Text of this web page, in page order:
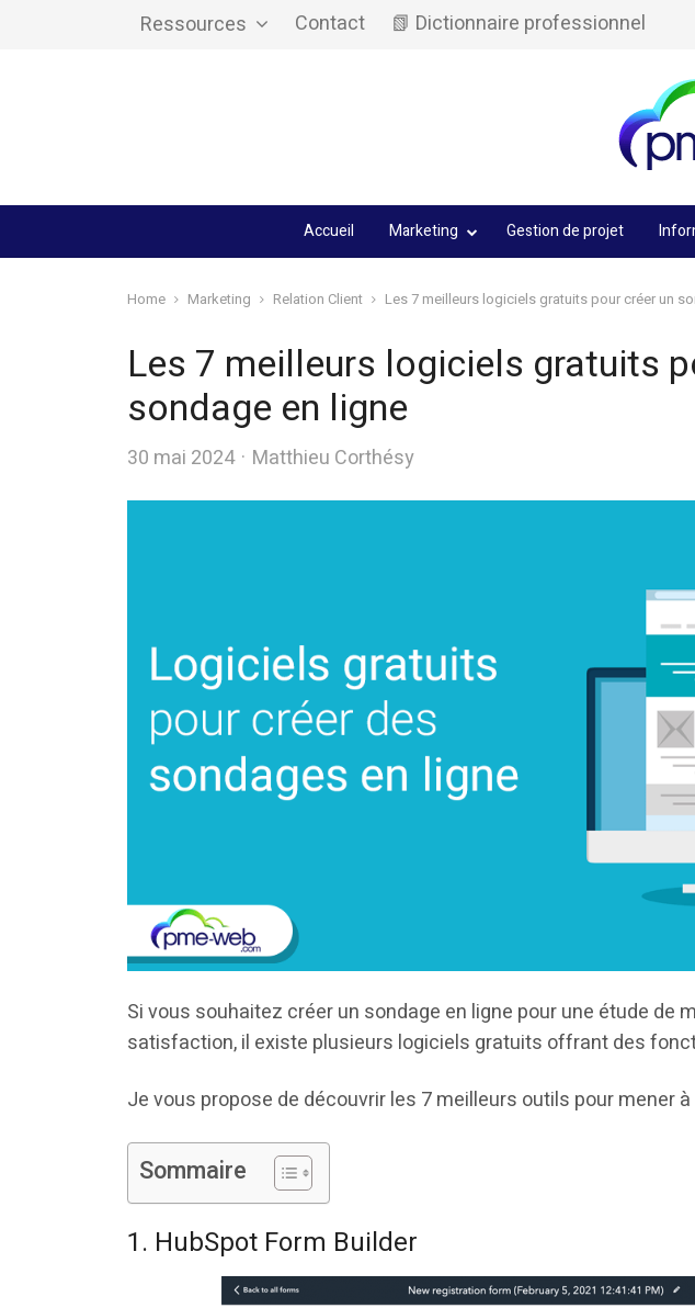
Ressources Contact 📗 Dictionnaire professionnel
Accueil Marketing Gestion de projet
Home Marketing Relation Client Les 7 meilleurs logiciels gratuits pour créer un
Les 7 meilleurs logiciels gratuits
sondage en ligne
30 mai 2024 Author
Matthieu Corthésy
Si vous souhaitez créer un sondage en ligne pour une étude de
satisfaction, il existe plusieurs logiciels gratuits offrant des
Je vous propose de découvrir les 7 meilleurs outils pour mener
Sommaire
1. HubSpot Form Builder